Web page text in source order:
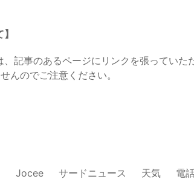
記事のあるページにリンクを張っていた
んのでご注意ください。
Jocee サードニュース 天気 電